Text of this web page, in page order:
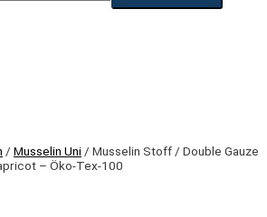
/ Musselin Uni / Musselin Stoff / Double Gauze
– Öko-Tex-100